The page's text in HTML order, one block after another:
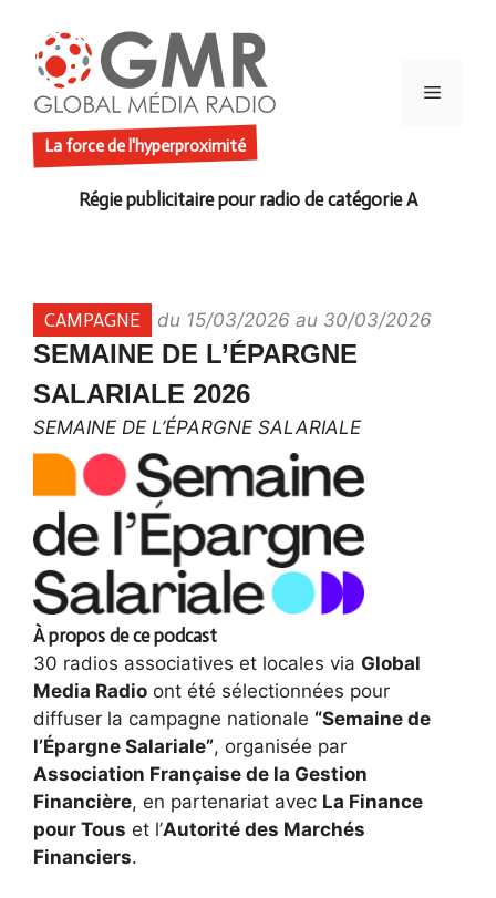
contenu
La force de l'hyperproximité
Menu
CAMPAGNE du 15/03/2026 au 30/03/2026
SEMAINE DE L’ÉPARGNE
SALARIALE 2026
SEMAINE DE L’ÉPARGNE SALARIALE
À propos de ce podcast
30 radios associatives et locales via Global
Media Radio ont été sélectionnées pour
diffuser la campagne nationale “Semaine de
l’Épargne Salariale”, organisée par
Association Française de la Gestion
Financière, en partenariat avec La Finance
pour Tous et l’Autorité des Marchés
Financiers.